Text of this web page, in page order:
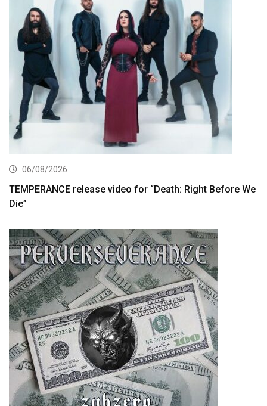
06/08/2026
TEMPERANCE release video for “Death: Right Before We
Die”